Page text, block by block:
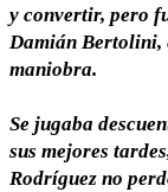
y convertir, pero
Damián Bertolini,
maniobra.
Se jugaba
sus mejores
Rodríguez no